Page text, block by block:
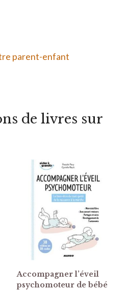
parent-enfant
de livres sur
Accompagner l’éveil
psychomoteur de bébé